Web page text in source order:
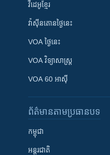
វីដេអូ​ខ្មែរ
វ៉ាស៊ីនតោន​ថ្ងៃ​នេះ
VOA ថ្ងៃនេះ
VOA ​វិទ្យាសាស្ត្រ
VOA 60 អាស៊ី
ព័ត៌មាន​តាមប្រធានបទ​
កម្ពុជា
អន្តរជាតិ